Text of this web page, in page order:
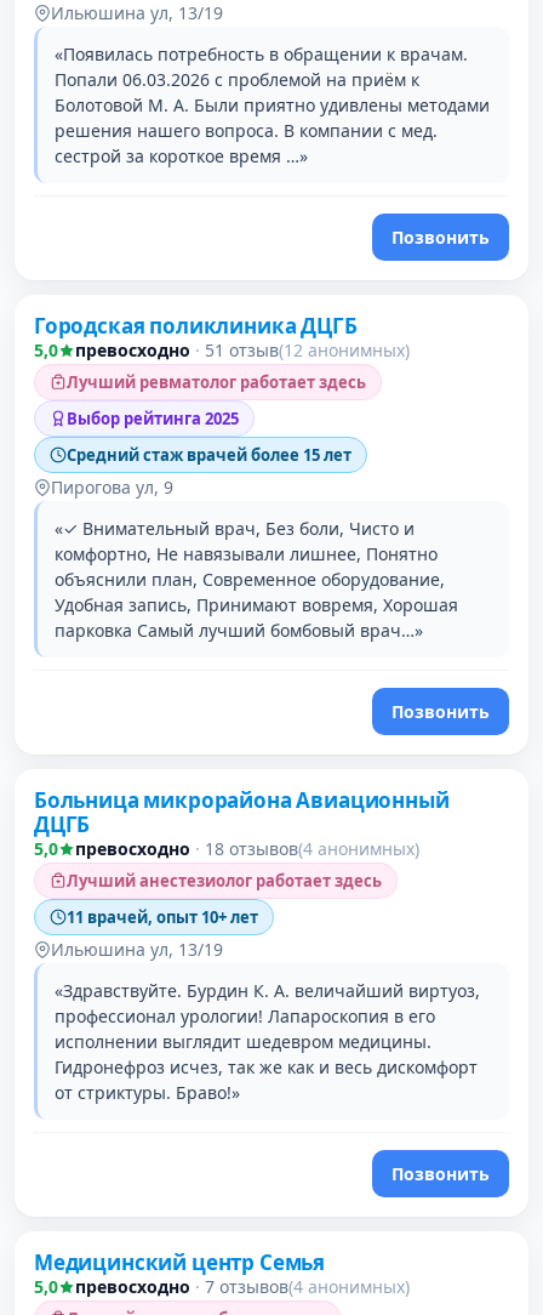
Ильюшина ул, 13/19
«Появилась потребность в обращении к врачам.
Попали 06.03.2026 с проблемой на приём к
Болотовой М. А. Были приятно удивлены методами
решения нашего вопроса. В компании с мед.
сестрой за короткое время …»
Позвонить
Городская поликлиника ДЦГБ
5,0 превосходно · 51 отзыв(12 анонимных)
Лучший ревматолог работает здесь
Выбор рейтинга 2025
Средний стаж врачей более 15 лет
Пирогова ул, 9
«✓ Внимательный врач, Без боли, Чисто и
комфортно, Не навязывали лишнее, Понятно
объяснили план, Современное оборудование,
Удобная запись, Принимают вовремя, Хорошая
парковка Самый лучший бомбовый врач…»
Позвонить
Больница микрорайона Авиационный
ДЦГБ
5,0 превосходно · 18 отзывов(4 анонимных)
Лучший анестезиолог работает здесь
11 врачей, опыт 10+ лет
Ильюшина ул, 13/19
«Здравствуйте. Бурдин К. А. величайший виртуоз,
профессионал урологии! Лапароскопия в его
исполнении выглядит шедевром медицины.
Гидронефроз исчез, так же как и весь дискомфорт
от стриктуры. Браво!»
Позвонить
Медицинский центр Семья
5,0 превосходно · 7 отзывов(4 анонимных)